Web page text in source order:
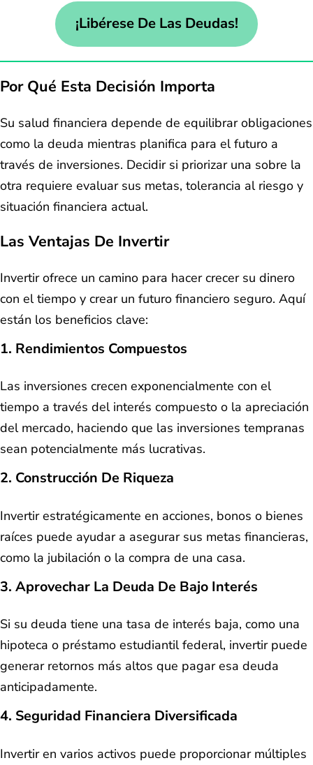
¡Libérese De Las Deudas!
Por Qué Esta Decisión Importa
Su salud financiera depende de equilibrar obligaciones
como la deuda mientras planifica para el futuro a
través de inversiones. Decidir si priorizar una sobre la
otra requiere evaluar sus metas, tolerancia al riesgo y
situación financiera actual.
Las Ventajas De Invertir
Invertir ofrece un camino para hacer crecer su dinero
con el tiempo y crear un futuro financiero seguro. Aquí
están los beneficios clave:
1. Rendimientos Compuestos
Las inversiones crecen exponencialmente con el
tiempo a través del interés compuesto o la apreciación
del mercado, haciendo que las inversiones tempranas
sean potencialmente más lucrativas.
2. Construcción De Riqueza
Invertir estratégicamente en acciones, bonos o bienes
raíces puede ayudar a asegurar sus metas financieras,
como la jubilación o la compra de una casa.
3. Aprovechar La Deuda De Bajo Interés
Si su deuda tiene una tasa de interés baja, como una
hipoteca o préstamo estudiantil federal, invertir puede
generar retornos más altos que pagar esa deuda
anticipadamente.
4. Seguridad Financiera Diversificada
Invertir en varios activos puede proporcionar múltiples